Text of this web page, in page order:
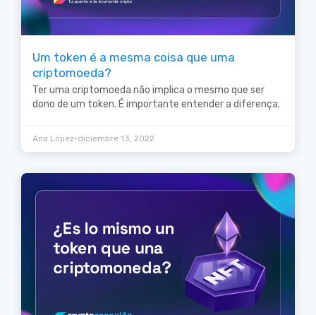
Um token é a mesma coisa que uma
criptomoeda?
Ter uma criptomoeda não implica o mesmo que ser
dono de um token. É importante entender a diferença.
Ana López•diciembre 13, 2022